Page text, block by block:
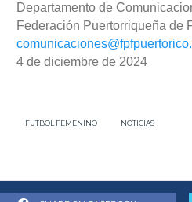
Departamento de
Federación Puertorriqueña de
comunicaciones@fpfpuertorico.
4 de diciembre de 2024
FUTBOL FEMENINO NOTICIAS